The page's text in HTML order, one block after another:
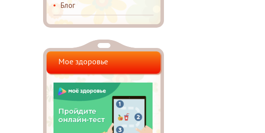
Блог
Мое здоровье